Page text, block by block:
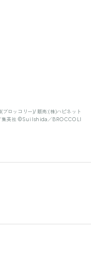
ロッコリー)/ 販売:(株)ハピネット
集英社 ©Sui Ishida／BROCCOLI